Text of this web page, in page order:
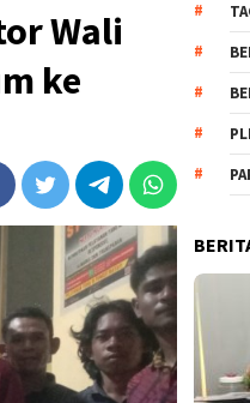
Wali
ke